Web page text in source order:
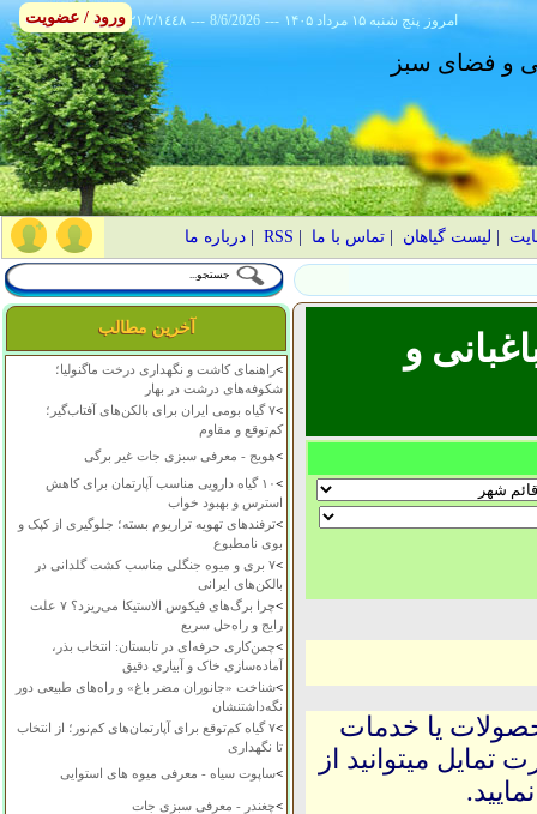
٢١/٢/١٤٤٨ --- 8/6/2026 --- ۱۴۰۵ پنج شنبه ۱۵ مرداد امروز
و فضای سبز
لیست گیاهان |تماس با ما RSS
|درباره ما
آخرین مطالب
>راهنمای کاشت و نگهداری درخت ماگنولیا؛
شکوفه‌های درشت در بهار
>
۷ گیاه بومی ایران برای بالکن‌های آفتاب‌گیر؛
کم‌توقع و مقاوم
>هویج - معرفی سبزی جات غیر برگی
>
۱۰ گیاه دارویی مناسب آپارتمان برای کاهش
استرس و بهبود خواب
>ترفندهای تهویه تراریوم بسته؛ جلوگیری از کپک و
بوی نامطبوع
>
۷ بری و میوه جنگلی مناسب کشت گلدانی در
بالکن‌های ایرانی
>
چرا برگ‌های فیکوس الاستیکا می‌ریزد؟ ۷ علت
رایج و راه‌حل سریع
>چمن‌کاری حرفه‌ای در تابستان: انتخاب بذر،
آماده‌سازی خاک و آبیاری دقیق
>شناخت «جانوران مضر باغ» و راه‌های طبیعی دور
نگه‌داشتنشان
>
۷ گیاه کم‌توقع برای آپارتمان‌های کم‌نور؛ از انتخاب
تا نگهداری
>ساپوت سیاه - معرفی میوه های استوایی
>چغندر - معرفی سبزی جات
و
یا خدمات
میتوانید از
ورود / عضویت